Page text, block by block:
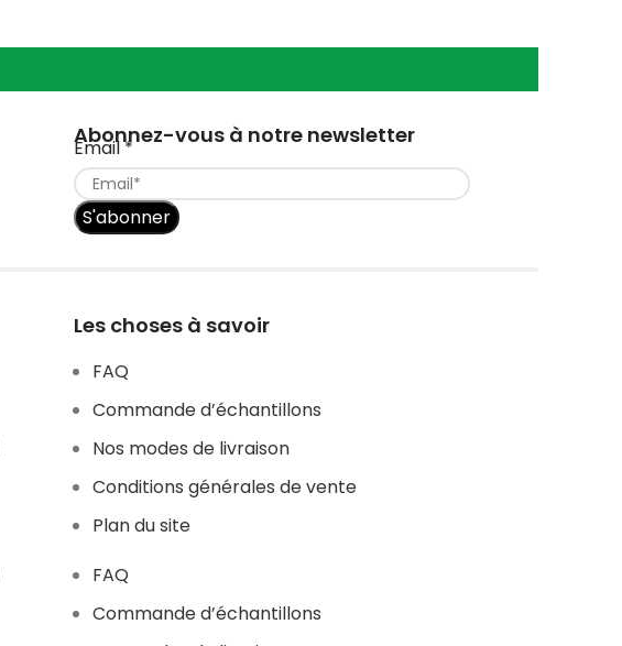
Abonnez-vous à notre newsletter
Email*
S'abonner
Les choses à savoir
FAQ
Commande d’échantillons
Nos modes de livraison
Conditions générales de vente
Plan du site
FAQ
Commande d’échantillons